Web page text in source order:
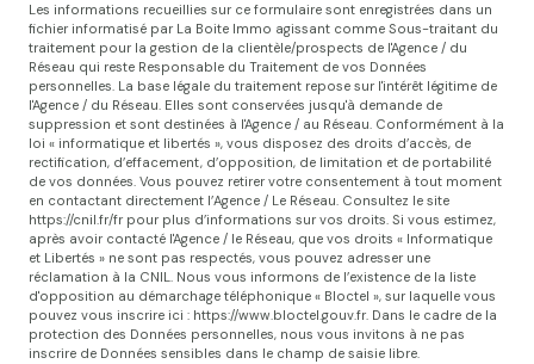
Les informations recueillies sur ce formulaire sont enregistrées dans un
fichier informatisé par La Boite Immo agissant comme Sous-traitant du
traitement pour la gestion de la clientèle/prospects de l'Agence / du
Réseau qui reste Responsable du Traitement de vos Données
personnelles. La base légale du traitement repose sur l'intérêt légitime de
l'Agence / du Réseau. Elles sont conservées jusqu'à demande de
suppression et sont destinées à l'Agence / au Réseau. Conformément à la
loi « informatique et libertés », vous disposez des droits d’accès, de
rectification, d’effacement, d’opposition, de limitation et de portabilité
de vos données. Vous pouvez retirer votre consentement à tout moment
en contactant directement l’Agence / Le Réseau. Consultez le site
https://cnil.fr/fr pour plus d’informations sur vos droits. Si vous estimez,
après avoir contacté l'Agence / le Réseau, que vos droits « Informatique
et Libertés » ne sont pas respectés, vous pouvez adresser une
réclamation à la CNIL. Nous vous informons de l’existence de la liste
d'opposition au démarchage téléphonique « Bloctel », sur laquelle vous
pouvez vous inscrire ici : https://www.bloctel.gouv.fr. Dans le cadre de la
protection des Données personnelles, nous vous invitons à ne pas
inscrire de Données sensibles dans le champ de saisie libre.